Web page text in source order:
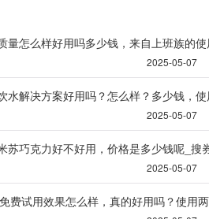
量怎么样好用吗多少钱，来自上班族的
2025-05-07
水解决方案好用吗？怎么样？多少钱，
2025-05-07
苏巧克力好不好用，价格是多少钱呢_搜
2025-05-07
费试用效果怎么样，真的好用吗？使用